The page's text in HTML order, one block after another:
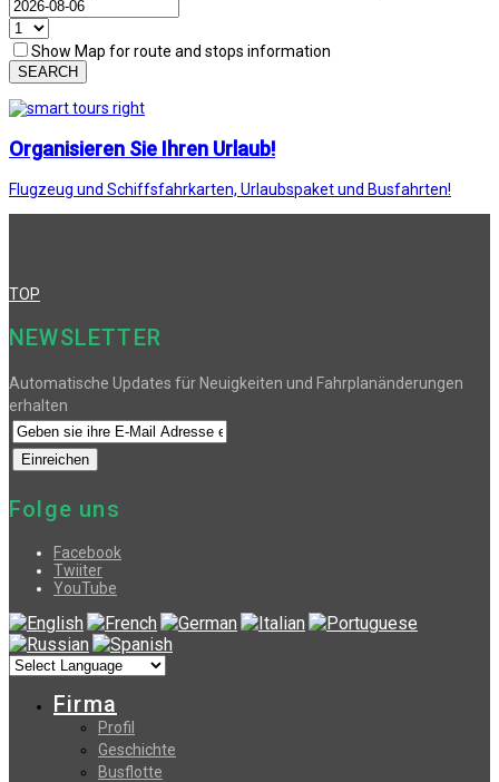
Show Map for route and stops information
SEARCH
Organisieren Sie Ihren Urlaub!
Flugzeug und Schiffsfahrkarten, Urlaubspaket und Busfahrten!
TOP
NEWSLETTER
Automatische Updates für Neuigkeiten und Fahrplanänderungen
erhalten
Folge uns
Facebook
Twiiter
YouTube
Firma
Profil
Geschichte
Busflotte